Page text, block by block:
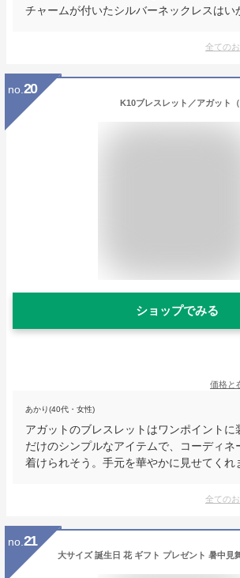
チャームが付いたシルバーネックレスはい
全ての
no. 20
K10ブレスレット／アガット（
ショップでみる
価格と
あかり(40代・女性)
アガットのブレスレットはワンポイントに
だけのシンプルなアイテムで、コーディネ
着けられそう。手元を華やかに見せてくれ
全ての
no. 21